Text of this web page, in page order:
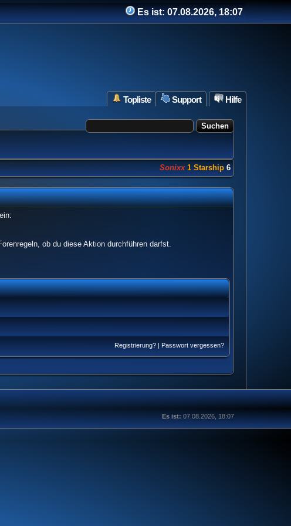
Es ist:07.08.2026, 18:07
Hilfe
Support
Topliste
Sonixx 1 Starship 682 Punkte
ob du diese Aktion durchführen darfst.
Registrierung? | Passwort vergessen?
Es ist: 07.08.2026, 18:07